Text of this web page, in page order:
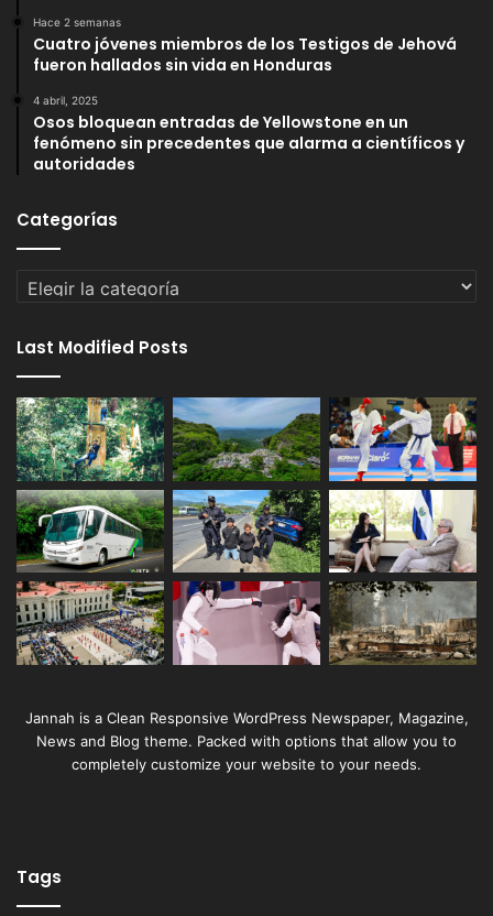
Hace 2 semanas
Cuatro jóvenes miembros de los Testigos de Jehová
fueron hallados sin vida en Honduras
4 abril, 2025
Osos bloquean entradas de Yellowstone en un
fenómeno sin precedentes que alarma a científicos y
autoridades
Categorías
Categorías
Last Modified Posts
Jannah is a Clean Responsive WordPress Newspaper, Magazine,
News and Blog theme. Packed with options that allow you to
completely customize your website to your needs.
Tags